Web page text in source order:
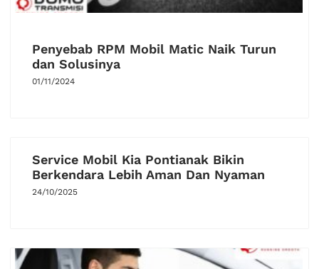
Penyebab RPM Mobil Matic Naik Turun
dan Solusinya
01/11/2024
Service Mobil Kia Pontianak Bikin
Berkendara Lebih Aman Dan Nyaman
24/10/2025